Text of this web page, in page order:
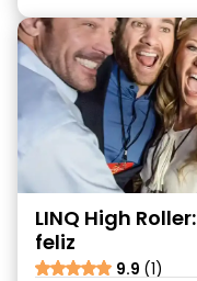
LINQ High
feliz
9.9 (1)